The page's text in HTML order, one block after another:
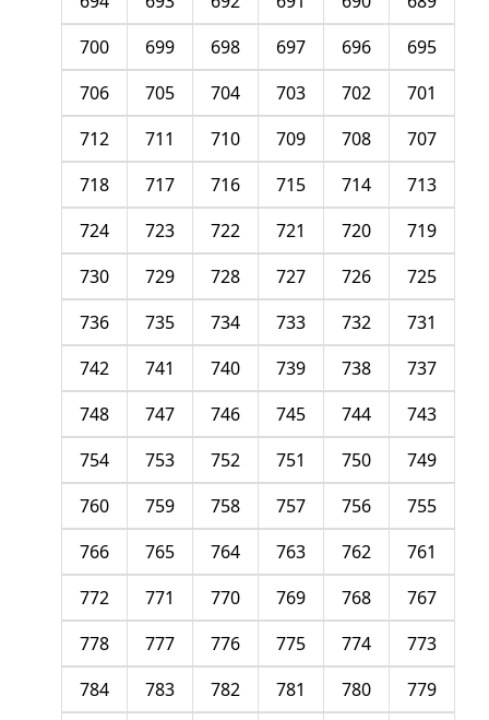
695
696
697
698
699
700
701
702
703
704
705
706
707
708
709
710
711
712
713
714
715
716
717
718
719
720
721
722
723
724
725
726
727
728
729
730
731
732
733
734
735
736
737
738
739
740
741
742
743
744
745
746
747
748
749
750
751
752
753
754
755
756
757
758
759
760
761
762
763
764
765
766
767
768
769
770
771
772
773
774
775
776
777
778
779
780
781
782
783
784